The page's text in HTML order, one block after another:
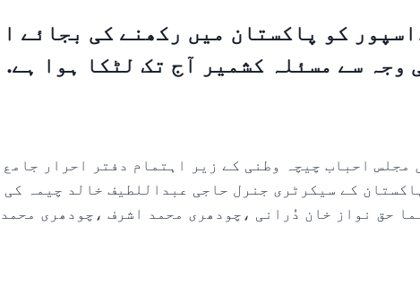
کو پاکستان میں رکھنے کی بجائے
وجہ سے مسئلہ کشمیر آج تک لٹکا ہوا
مجلس احباب چیچہ وطنی کے زیر اہتمام دفتر احرار
کے سیکرٹری جنرل حاجی عبداللطیف خالد چیمہ
حق نواز خان دُرانی ،چودھری محمد اشرف ،چودھری